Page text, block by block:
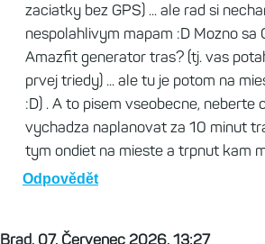
zaciatky bez GPS) ... ale rad si
nespolahlivym mapam :D Mozno sa
Amazfit generator tras? (tj. vas
prvej triedy) ... ale tu je potom na
:D) . A to pisem vseobecne, neberte
vychadza naplanovat za 10 minut
tym ondiet na mieste a trpnut kam
Odpovědět
Brad, 07. Červenec 2026, 13:27